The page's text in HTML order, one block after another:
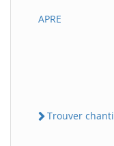
APRE
Trouver